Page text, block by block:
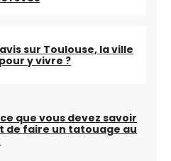
sur Toulouse, la ville
y vivre ?
que vous devez savoir
de faire un tatouage au